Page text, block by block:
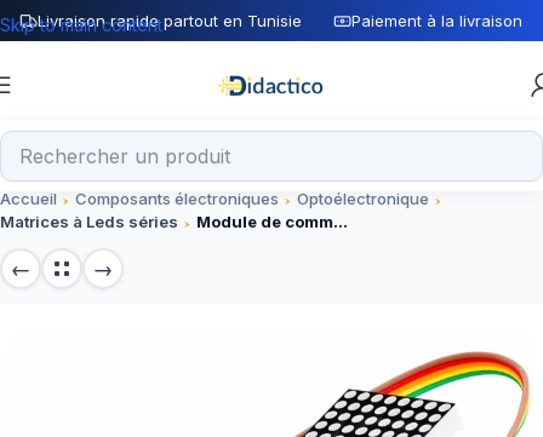
Livraison rapide partout en Tunisie Paiement à la livraison
Skip to main content
Accueil Composants électroniques
Optoélectronique
Matrices à Leds séries
Module de commande d’affichage à matrice de points 4 en 1 MAX7219